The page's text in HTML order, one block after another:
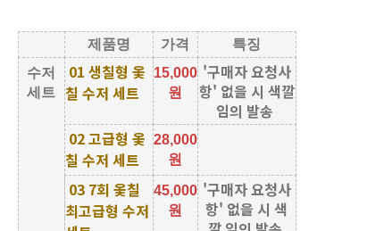
제품명 가격
특징
수저
세트
01 생칠형 옻
칠 수저 세트
15,000
원
'구매자 요청사
항' 없을 시 색깔
임의 발송
02 고급형 옻
칠 수저 세트
28,000
원
03 7회 옻칠
최고급형 수저
45,000
원
'구매자 요청사
항' 없을 시 색